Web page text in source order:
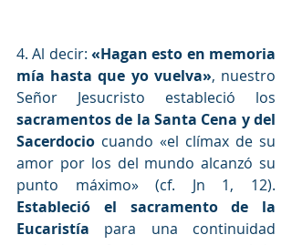
4. Al decir: «Hagan esto en memoria
mía hasta que yo vuelva», nuestro
sacramentos de la Santa Cena y del
Sacerdocio cuando «el clímax de su
amor por los del mundo alcanzó su
Estableció el sacramento de la
Eucaristía para una continuidad